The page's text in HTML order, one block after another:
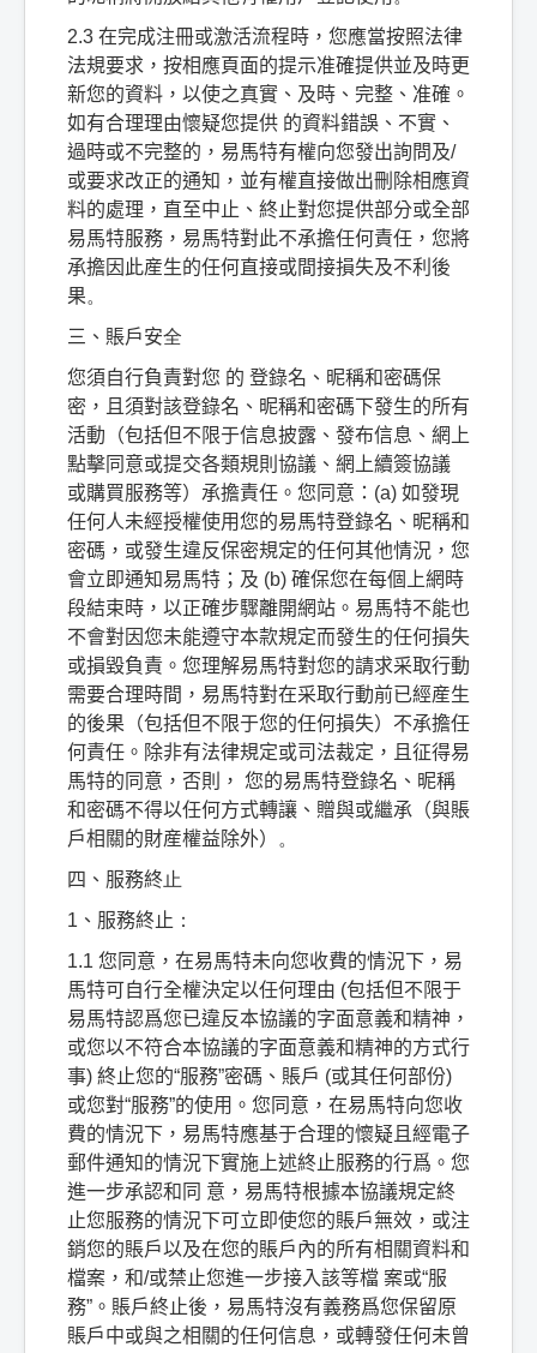
2.3 在完成注冊或激活流程時，您應當按照法律
法規要求，按相應頁面的提示准確提供並及時更
新您的資料，以使之真實、及時、完整、准確。
如有合理理由懷疑您提供 的資料錯誤、不實、
過時或不完整的，易馬特有權向您發出詢問及/
或要求改正的通知，並有權直接做出刪除相應資
料的處理，直至中止、終止對您提供部分或全部
易馬特服務，易馬特對此不承擔任何責任，您將
承擔因此産生的任何直接或間接損失及不利後
果。
三、賬戶安全
您須自行負責對您 的 登錄名、昵稱和密碼保
密，且須對該登錄名、昵稱和密碼下發生的所有
活動（包括但不限于信息披露、發布信息、網上
點擊同意或提交各類規則協議、網上續簽協議
或購買服務等）承擔責任。您同意： (a) 如發現
任何人未經授權使用您的易馬特登錄名、昵稱和
密碼，或發生違反保密規定的任何其他情況，您
會立即通知易馬特；及 (b) 確保您在每個上網時
段結束時，以正確步驟離開網站。易馬特不能也
不會對因您未能遵守本款規定而發生的任何損失
或損毀負責。您理解易馬特對您的請求采取行動
需要合理時間，易馬特對在采取行動前已經産生
的後果（包括但不限于您的任何損失）不承擔任
何責任。除非有法律規定或司法裁定，且征得易
馬特的同意，否則， 您的易馬特登錄名、昵稱
和密碼不得以任何方式轉讓、贈與或繼承（與賬
戶相關的財産權益除外）
。
四、服務終止
1 、服務終止 ：
1.1 您同意，在易馬特未向您收費的情況下，易
馬特可自行全權決定以任何理由 (包括但不限于
易馬特認爲您已違反本協議的字面意義和精神，
或您以不符合本協議的字面意義和精神的方式行
事) 終止您的“服務”密碼、賬戶 (或其任何部份)
或您對“服務”的使用。您同意，在易馬特向您收
費的情況下，易馬特應基于合理的懷疑且經電子
郵件通知的情況下實施上述終止服務的行爲。您
進一步承認和同 意，易馬特根據本協議規定終
止您服務的情況下可立即使您的賬戶無效，或注
銷您的賬戶以及在您的賬戶內的所有相關資料和
檔案，和/或禁止您進一步接入該等檔 案或“服
務” 。賬戶終止後，易馬特沒有義務爲您保留原
賬戶中或與之相關的任何信息，或轉發任何未曾